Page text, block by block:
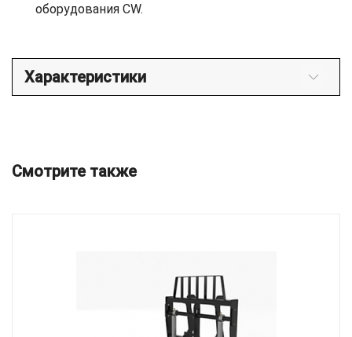
оборудования CW.
Характеристики
Смотрите также